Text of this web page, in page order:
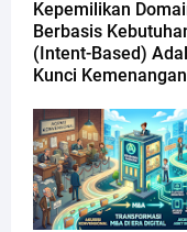
Kepemilikan
Berbasis
(Intent-Based)
Kunci Kemenangan